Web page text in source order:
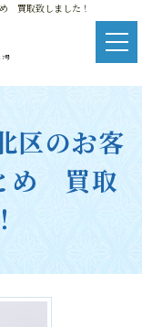
買取致しました！
号
区のお客
め 買取